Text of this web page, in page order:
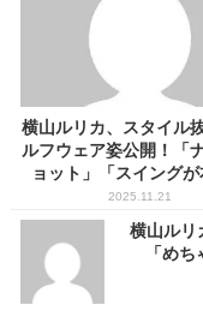
横山ルリカ、スタイル
ルフウェア姿公開！「
ョット」「スイング
2025.11.21
横山ルリ
「め